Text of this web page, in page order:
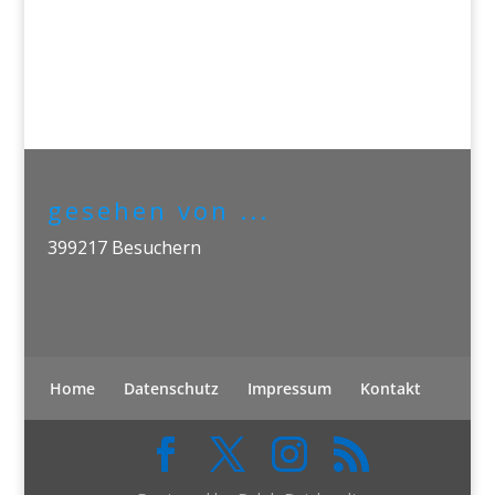
gesehen von ...
399217Besuchern
Home Datenschutz Impressum Kontakt